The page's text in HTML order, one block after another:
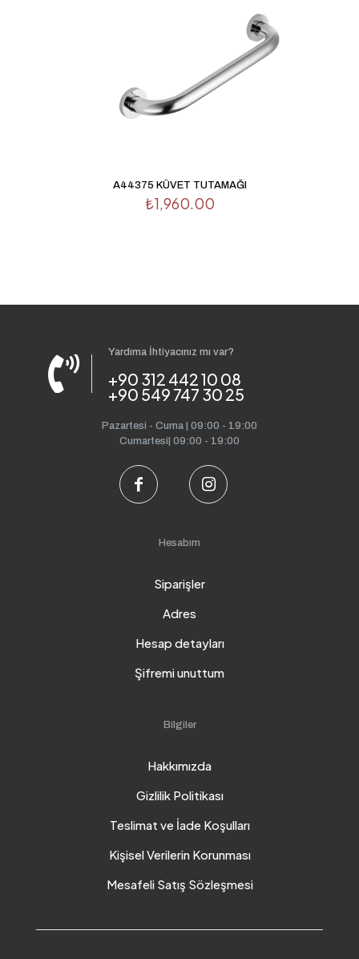
A44375 KÜVET TUTAMAĞI
₺1,960.00
Yardıma İhtiyacınız mı var?
+90 312 442 10 08
+90 549 747 30 25
Pazartesi - Cuma | 09:00 - 19:00
Cumartesi| 09:00 - 19:00
Hesabım
Siparişler
Adres
Hesap detayları
Şifremi unuttum
Bilgiler
Hakkımızda
Gizlilik Politikası
Teslimat ve İade Koşulları
Kişisel Verilerin Korunması
Mesafeli Satış Sözleşmesi